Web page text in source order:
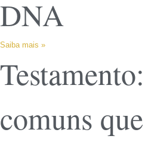
DNA
Saiba mais »
comuns